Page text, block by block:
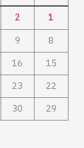
1
2
8
9
15
16
22
23
29
30